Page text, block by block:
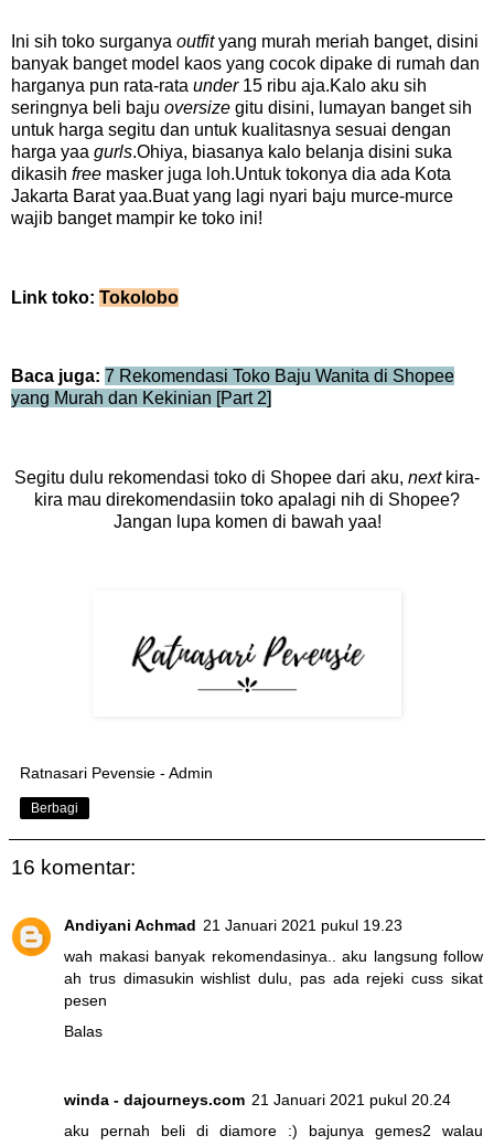
Ini sih toko surganya outfityang murah meriah banget, disini
banyak banget model kaos yang cocok dipake di rumah dan
harganya pun rata-rata under15 ribu aja.Kalo aku sih
seringnya beli baju oversize gitu disini, lumayan banget sih
untuk harga segitu dan untuk kualitasnya sesuai dengan
harga yaa gurls.Ohiya, biasanya kalo belanja disini suka
dikasih free masker juga loh.Untuk tokonya dia ada Kota
Jakarta Barat yaa.Buat yang lagi nyari baju murce-murce
wajib banget mampir ke toko ini!
Link toko: Tokolobo
Baca juga: 7 Rekomendasi Toko Baju Wanita di Shopee
yang Murah dan Kekinian [Part 2]
Segitu dulu rekomendasi toko di Shopee dari aku, nextkira-
kira mau direkomendasiin toko apalagi nih di Shopee?
Jangan lupa komen di bawah yaa!
Ratnasari Pevensie - Admin
Berbagi
16 komentar:
Andiyani Achmad 21 Januari 2021 pukul 19.23
wah makasi banyak rekomendasinya.. aku langsung follow
ah trus dimasukin wishlist dulu, pas ada rejeki cuss sikat
pesen
Balas
winda - dajourneys.com 21 Januari 2021 pukul 20.24
aku pernah beli di diamore :) bajunya gemes2 walau